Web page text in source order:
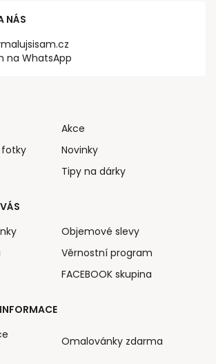
NÁS
na WhatsApp
fotky
Akce
Novinky
Tipy na dárky
Objemové slevy
Věrnostní program
FACEBOOK skupina
Omalovánky zdarma